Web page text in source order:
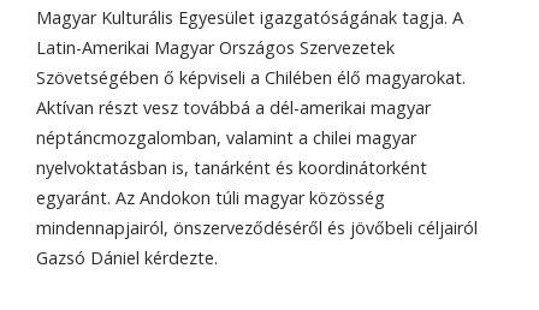
Magyar Kulturális Egyesület igazgatóságának tagja. A
Latin-Amerikai Magyar Országos Szervezetek
Szövetségében ő képviseli a Chilében élő magyarokat.
Aktívan részt vesz továbbá a dél-amerikai magyar
néptáncmozgalomban, valamint a chilei magyar
nyelvoktatásban is, tanárként és koordinátorként
egyaránt. Az Andokon túli magyar közösség
mindennapjairól, önszerveződéséről és jövőbeli céljairól
Gazsó Dániel kérdezte.